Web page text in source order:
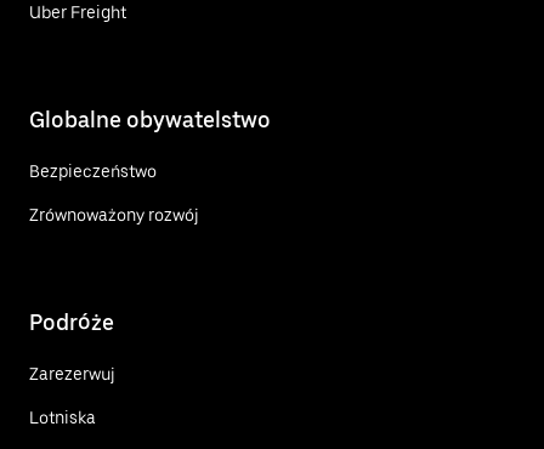
Uber Freight
Globalne obywatelstwo
Bezpieczeństwo
Zrównoważony rozwój
Podróże
Zarezerwuj
Lotniska